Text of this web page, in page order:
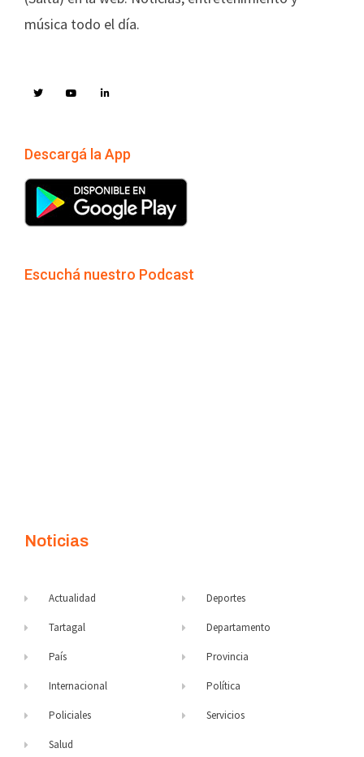
música todo el día.
Descargá la App
Escuchá nuestro Podcast
Noticias
Actualidad
Tartagal
País
Internacional
Policiales
Salud
Deportes
Departamento
Provincia
Política
Servicios